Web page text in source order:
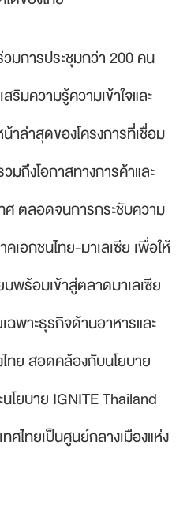
มการประชุมกว่า 200 คน
ริมความรู้ความเข้าใจและ
ล่าสุดของโครงการที่เชื่อม
มถึงโอกาสทางการค้าและ
ศ ตลอดจนการกระชับความ
เอกชนไทย-มาเลเซีย เพื่อให้
พร้อมเข้าสู่ตลาดมาเลเซีย
ฉพาะธุรกิจด้านอาหารและ
ทย สอดคล้องกับนโยบาย
โยบาย IGNITE Thailand
ศไทยเป็นศูนย์กลางเมืองแห่ง